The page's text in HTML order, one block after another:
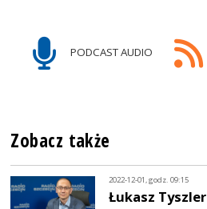
PODCAST AUDIO
Zobacz także
2022-12-01, godz. 09:15
Łukasz Tyszler